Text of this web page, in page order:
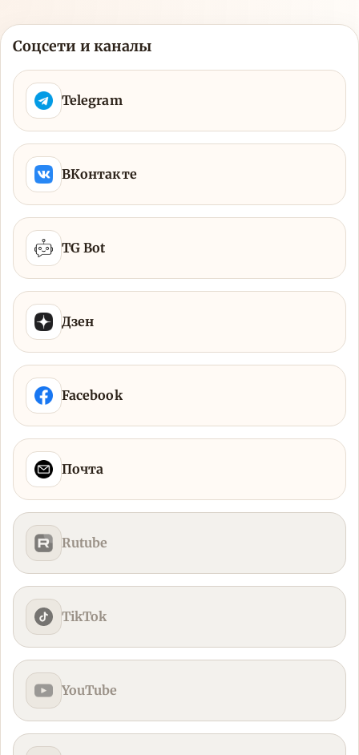
Соцсети и каналы
Telegram
ВКонтакте
TG Bot
Дзен
Facebook
Почта
Rutube
TikTok
YouTube